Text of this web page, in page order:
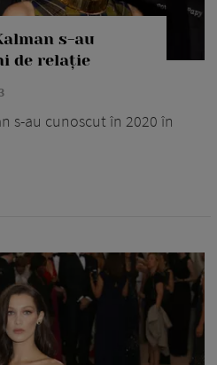
s-au
de relație
s-au cunoscut în 2020 în